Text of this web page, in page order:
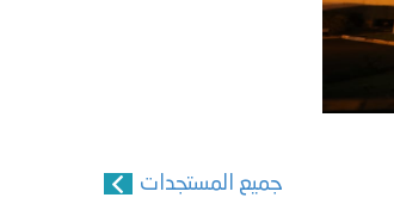
جميع المستجدات